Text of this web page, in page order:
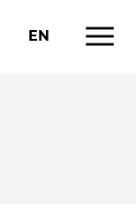
EN menu